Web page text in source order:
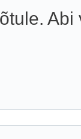
Abi